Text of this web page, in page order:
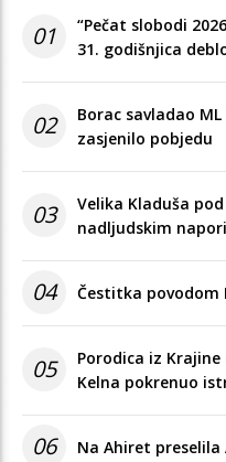
01
“Pečat slobodi
31. godišnjica
02
Borac savladao
zasjenilo pobjedu
03
Velika Kladuša
nadljudskim
04 Čestitka povodom
05
Porodica iz
Kelna pokrenuo
06 Na Ahiret preselila